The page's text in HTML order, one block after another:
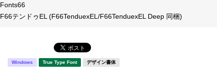
年間ライセンス商品
新着一覧
タイプフェイス
明朝体
Fonts66
F66テンドゥEL (F66TenduexEL/F66TenduexEL Deep 同梱)
Windows True Type Font デザイン書体